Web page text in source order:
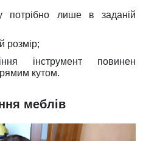
потрібно лише в заданій
розмір;
інструмент повинен
кутом.
меблів